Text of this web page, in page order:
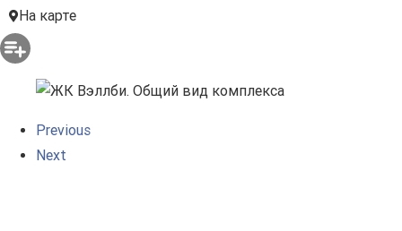
На карте
Previous
Next